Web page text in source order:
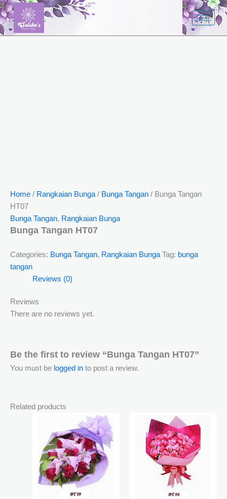
Skip
to
content
Home / Rangkaian Bunga / Bunga Tangan / Bunga Tangan
HT07
Bunga Tangan, Rangkaian Bunga
Bunga Tangan HT07
Categories: Bunga Tangan, Rangkaian Bunga Tag: bunga
tangan
Reviews (0)
Reviews
There are no reviews yet.
Be the first to review “Bunga Tangan HT07”
You must be logged in to post a review.
Related products